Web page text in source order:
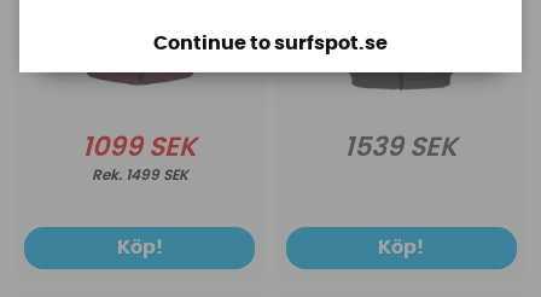
1099 SEK
1499 SEK
Köp!
1539 SEK
Köp!
Continue to surfspot.se